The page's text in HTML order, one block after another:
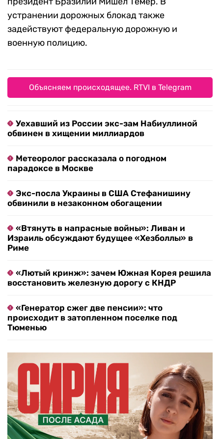
устранении дорожных блокад также
задействуют федеральную дорожную и
военную полицию.
Объясняем происходящее. RTVI в Telegram
Уехавший из России экс-зам Набиуллиной
обвинен в хищении миллиардов
Метеоролог рассказала о погодном
парадоксе в Москве
Экс-посла Украины в США Стефанишину
обвинили в незаконном обогащении
«Втянуть в напрасные войны»: Ливан и
Израиль обсуждают будущее «Хезболлы» в
Риме
«Лютый кринж»: зачем Южная Корея решила
восстановить железную дорогу с КНДР
«Генератор сжег две пенсии»: что
происходит в затопленном поселке под
Тюменью